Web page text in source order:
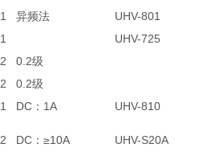
1 异频法
UHV-801
1
UHV-725
2
0.2级
2
0.2级
1 DC：1A UHV-810
2 DC：≥10A UHV-S20A